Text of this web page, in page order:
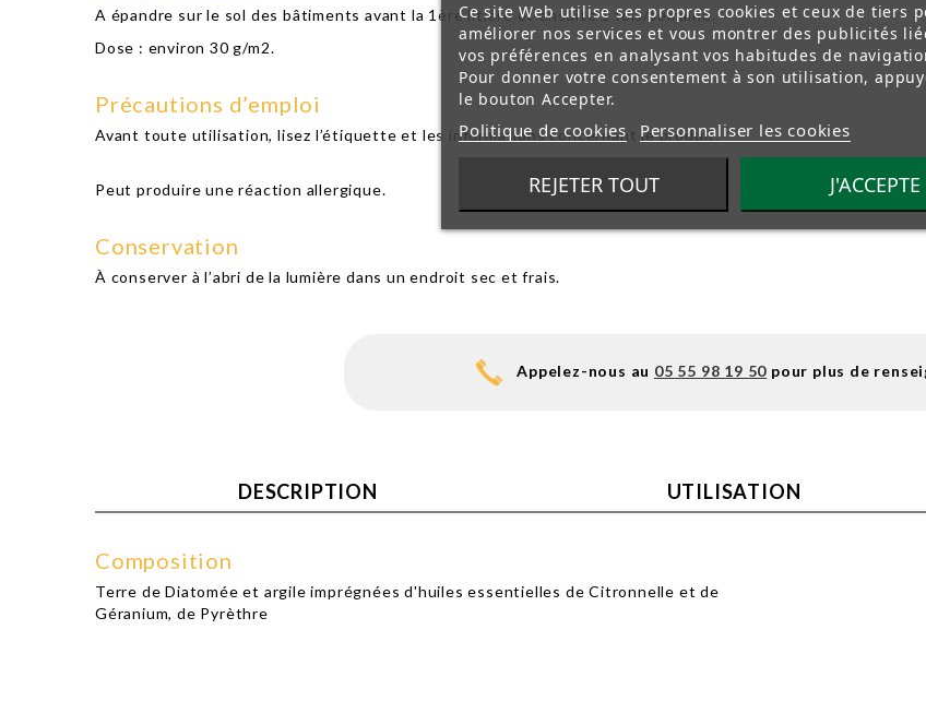
A épandre sur le sol des bâtiments avant la 1ère litière et ensuite 1 fois/semaine.
Dose : environ 30 g/m2.
Précautions d’emploi
Avant toute utilisation, lisez l’étiquette et les informations concernant le produit.
Peut produire une réaction allergique.
Conservation
À conserver à l’abri de la lumière dans un endroit sec et frais.
Appelez-nous au 05 55 98 19 50 pour plus de
DESCRIPTION UTILISATION
Composition
Terre de Diatomée et argile imprégnées d'huiles essentielles de Citronnelle et de
Géranium, de Pyrèthre
Ce site Web utilise ses propres cookies et ceux de tiers
améliorer nos services et vous montrer des publicités
vos préférences en analysant vos habitudes de
Pour donner votre consentement à son utilisation,
le bouton Accepter.
Politique de cookies Personnaliser les cookies
REJETER TOUT J'ACCEPTE